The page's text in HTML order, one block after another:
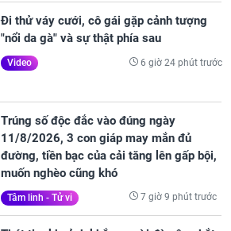
Đi thử váy cưới, cô gái gặp cảnh tượng
"nổi da gà" và sự thật phía sau
Video 6 giờ 24 phút trước
Trúng số độc đắc vào đúng ngày
11/8/2026, 3 con giáp may mắn đủ
đường, tiền bạc của cải tăng lên gấp bội,
muốn nghèo cũng khó
Tâm linh - Tử vi 7 giờ 9 phút trước